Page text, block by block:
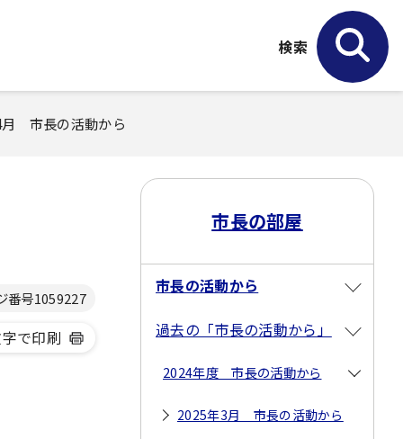
検索
市長の活動から
番号1059227
で印刷
市長の部屋
市長の活動から
過去の「市長の活動から」
2024年度 市長の活動から
2025年3月 市長の活動から